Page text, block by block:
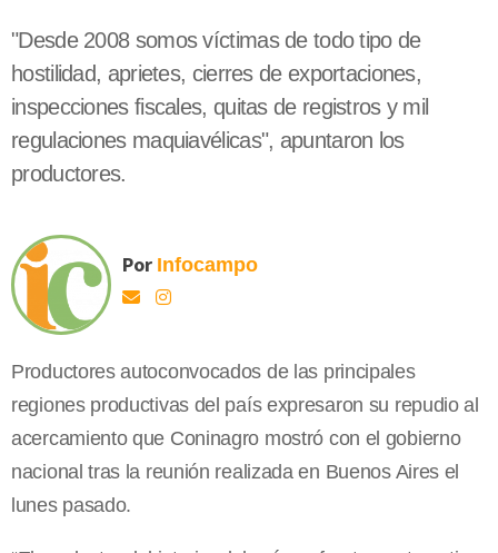
"Desde 2008 somos víctimas de todo tipo de
hostilidad, aprietes, cierres de exportaciones,
inspecciones fiscales, quitas de registros y mil
regulaciones maquiavélicas", apuntaron los
productores.
Por Infocampo
Productores autoconvocados de las principales
regiones productivas del país expresaron su repudio al
acercamiento que Coninagro mostró con el gobierno
nacional tras la reunión realizada en Buenos Aires el
lunes pasado.